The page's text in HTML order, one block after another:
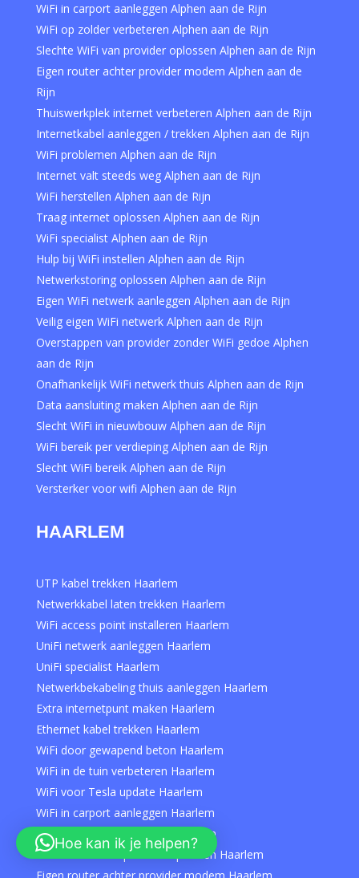
WiFi in carport aanleggen Alphen aan de Rijn
WiFi op zolder verbeteren Alphen aan de Rijn
Slechte WiFi van provider oplossen Alphen aan de Rijn
Eigen router achter provider modem Alphen aan de
Rijn
Thuiswerkplek internet verbeteren Alphen aan de Rijn
Internetkabel aanleggen / trekken Alphen aan de Rijn
WiFi problemen Alphen aan de Rijn
Internet valt steeds weg Alphen aan de Rijn
WiFi herstellen Alphen aan de Rijn
Traag internet oplossen Alphen aan de Rijn
WiFi specialist Alphen aan de Rijn
Hulp bij WiFi instellen Alphen aan de Rijn
Netwerkstoring oplossen Alphen aan de Rijn
Eigen WiFi netwerk aanleggen Alphen aan de Rijn
Veilig eigen WiFi netwerk Alphen aan de Rijn
Overstappen van provider zonder WiFi gedoe Alphen
aan de Rijn
Onafhankelijk WiFi netwerk thuis Alphen aan de Rijn
Data aansluiting maken Alphen aan de Rijn
Slecht WiFi in nieuwbouw Alphen aan de Rijn
WiFi bereik per verdieping Alphen aan de Rijn
Slecht WiFi bereik Alphen aan de Rijn
Versterker voor wifi Alphen aan de Rijn
HAARLEM
UTP kabel trekken Haarlem
Netwerkkabel laten trekken Haarlem
WiFi access point installeren Haarlem
UniFi netwerk aanleggen Haarlem
UniFi specialist Haarlem
Netwerkbekabeling thuis aanleggen Haarlem
Extra internetpunt maken Haarlem
Ethernet kabel trekken Haarlem
WiFi door gewapend beton Haarlem
WiFi in de tuin verbeteren Haarlem
WiFi voor Tesla update Haarlem
WiFi in carport aanleggen Haarlem
WiFi op zolder verbeteren Haarlem
Slechte WiFi van provider oplossen Haarlem
Hoe kan ik je helpen?